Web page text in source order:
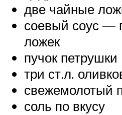
две чайные
соевый соус —
ложек
пучок петрушки
три ст.л.
свежемолотый
соль по вкусу